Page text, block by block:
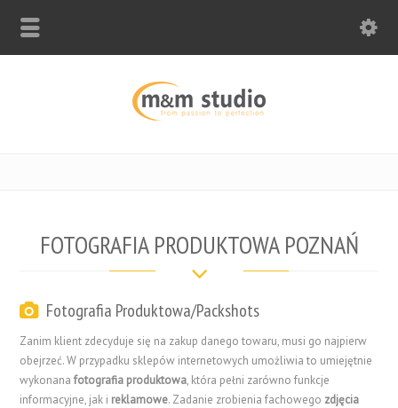
FOTOGRAFIA PRODUKTOWA POZNAŃ
Fotografia Produktowa/Packshots
Zanim klient zdecyduje się na zakup danego towaru, musi go najpierw
obejrzeć. W przypadku sklepów internetowych umożliwia to umiejętnie
wykonanafotografia produktowa, która pełni zarówno funkcje
informacyjne, jak i reklamowe. Zadanie zrobienia fachowego zdjęcia